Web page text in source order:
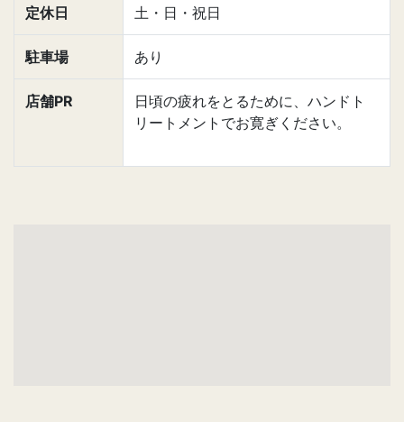
定休日 土・日・祝日
駐車場 あり
店舗PR
日頃の疲れをとるために、ハンドト
リートメントでお寛ぎください。